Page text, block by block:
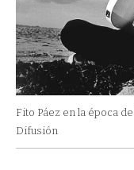
Fito Páez en la época
Difusión